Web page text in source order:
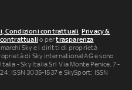
Condizioni contrattuali, Privacy &
o pertrasparenza
Sky e i diritti di proprietà
di Sky international AG e sono
- Sky Italia Srl Via Monte Penice, 7 -
ISSN 3035-1537 e SkySport: ISSN